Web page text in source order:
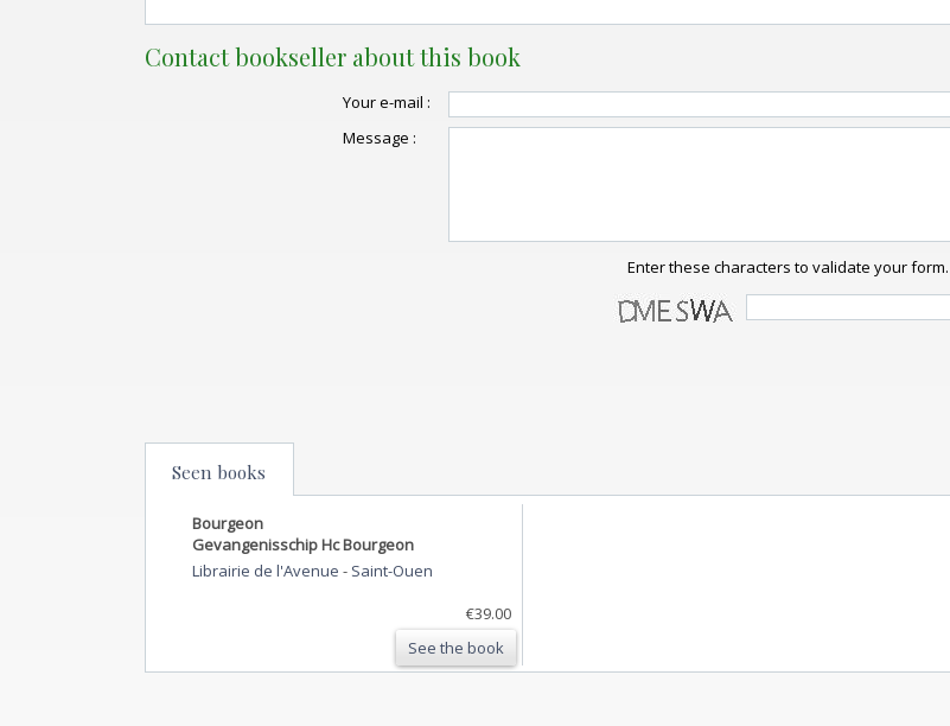
Contact bookseller about this book
Your e-mail :
Message :
Enter these characters to validate your form.
Seen books
Bourgeon
Gevangenisschip Hc Bourgeon
Librairie de l'Avenue - Saint-Ouen
€39.00
See the book